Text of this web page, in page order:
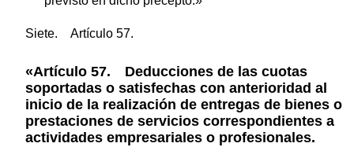
Siete. Artículo 57.
«Artículo 57. Deducciones de las cuotas
soportadas o satisfechas con anterioridad al
inicio de la realización de entregas de bienes o
prestaciones de servicios correspondientes a
actividades empresariales o profesionales.